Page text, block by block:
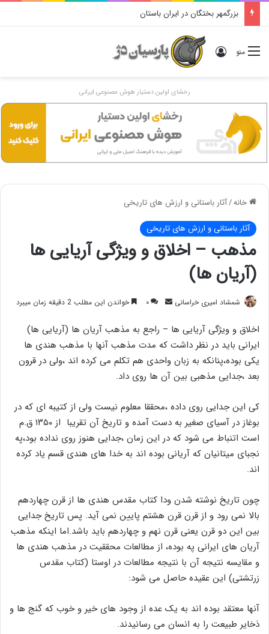
بزرگمهر بختگان در ایران باستان
منو ورود
رخشای اولین دستیار هوش مصنوعی ایرانی
خانه/آثار باستانی و ارزش های تاریخی
آثار باستانی و ارزش های تاریخی
مذهب – اخلاق و ویژگی آریایی ها
(آریان ها)
شمشاد امیری خراسانی
ارسال۰ خواندن این مطلب 2 دقیقه زمان میبرد
اخلاق و ویژگی آریایی ها – راجع به مذهب آریان ها (آریایی ها)
ایرانی باید در نظر داشت که مدت مذهب آنها با مذهب هندی ها
یکی بوده،پنانکه به زبان واحدی هم تکلم می کرده اند ،ولی در قرون
بعد ،جدایی مذهبی بین آن ها روی داد.
کی این جدایی روی داده ،محققا معلوم نیست ولی از کتیبه ای که در
بوغاز در آسیای صغیر به دست آمده و تاریخ آن تقریبا از ۱۳۵۰ ق.م
است اتنباط می شود که در این زمان ،جدایی هنوز روی نداده بود،په
نجبای میتانیان که آریانی بوده اند به خدا های هندی قسم یاد کرده
اند.
چون تاریخ نوشته شدن ودا کتاب مقدس هندی ها از قرن چهاردهم
بالا نمی رود و از قرن قرن هشتم پایین نمی آید. پس تاریخ جدایی
بین این دو قرن یعنی قرن نهم و چهاردهم باید باشد.اما اینکه مذهب
آریان های ایرانی په بوده، از مطالعات محققیت در مذهب هندی ها
و مقایسه نتیجه آن با نتیجه مطالعات در اوستا (کتاب مقدس
زرتشتی) این عقیده حاصل می شود:
آنها معتقد بوده اند به یک عده از وجود های خیر و خوب که گنج ها و
ذخایر طبیعت را به انسان می رسانیدند.